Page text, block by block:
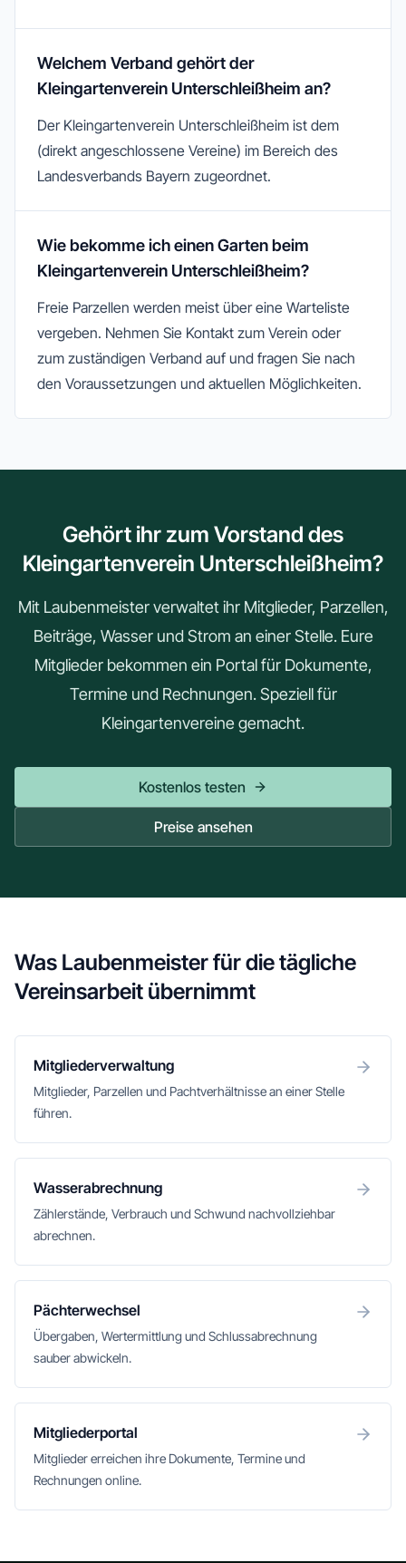
Welchem Verband gehört der
Kleingartenverein Unterschleißheim an?
Der Kleingartenverein Unterschleißheim ist dem
(direkt angeschlossene Vereine) im Bereich des
Landesverbands Bayern zugeordnet.
Wie bekomme ich einen Garten beim
Kleingartenverein Unterschleißheim?
Freie Parzellen werden meist über eine Warteliste
vergeben. Nehmen Sie Kontakt zum Verein oder
zum zuständigen Verband auf und fragen Sie nach
den Voraussetzungen und aktuellen Möglichkeiten.
Gehört ihr zum Vorstand des
Kleingartenverein Unterschleißheim?
Mit Laubenmeister verwaltet ihr Mitglieder, Parzellen,
Beiträge, Wasser und Strom an einer Stelle. Eure
Mitglieder bekommen ein Portal für Dokumente,
Termine und Rechnungen. Speziell für
Kleingartenvereine gemacht.
Kostenlos testen
Preise ansehen
Was Laubenmeister für die tägliche
Vereinsarbeit übernimmt
Mitgliederverwaltung
Mitglieder, Parzellen und Pachtverhältnisse an einer Stelle
führen.
Wasserabrechnung
Zählerstände, Verbrauch und Schwund nachvollziehbar
abrechnen.
Pächterwechsel
Übergaben, Wertermittlung und Schlussabrechnung
sauber abwickeln.
Mitgliederportal
Mitglieder erreichen ihre Dokumente, Termine und
Rechnungen online.